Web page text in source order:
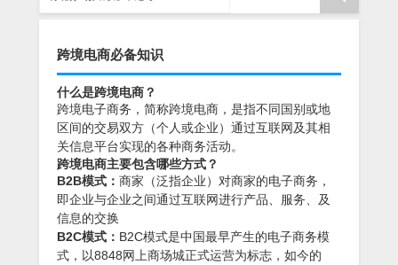
跨境电商必备知识
什么是跨境电商？
跨境电子商务，简称跨境电商，是指不同国别或地
区间的交易双方（个人或企业）通过互联网及其相
关信息平台实现的各种商务活动。
跨境电商主要包含哪些方式？
B2B模式： 商家（泛指企业）对商家的电子商务，
即企业与企业之间通过互联网进行产品、服务、及
信息的交换
B2C模式： B2C模式是中国最早产生的电子商务模
式，以8848网上商场城正式运营为标志，如今的